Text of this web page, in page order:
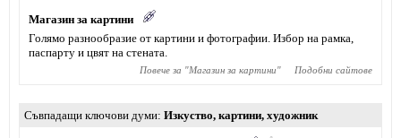
Магазин за картини
Голямо разнообразие от картини и фотографии. Избор на рамка,
паспарту и цвят на стената.
Повече за "Магазин за картини" Подобни сайтове
Съвпадащи ключови думи Изкуство, картини, художник